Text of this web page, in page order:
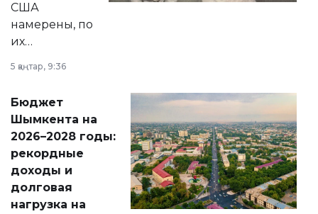
США
намерены, по
их
принести
народу
Венесуэлы.
5 қаңтар, 9:36
Бюджет
Шымкента на
2026–2028 годы:
рекордные
доходы и
долговая
нагрузка на